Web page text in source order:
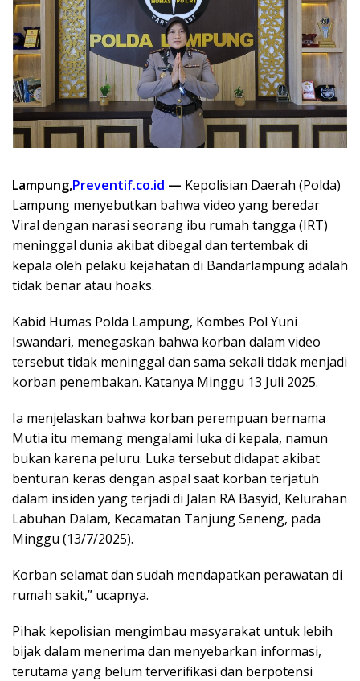
Lampung,Preventif.co.id — Kepolisian Daerah (Polda)
Lampung menyebutkan bahwa video yang beredar
Viral dengan narasi seorang ibu rumah tangga (IRT)
meninggal dunia akibat dibegal dan tertembak di
kepala oleh pelaku kejahatan di Bandarlampung adalah
tidak benar atau hoaks.
Kabid Humas Polda Lampung, Kombes Pol Yuni
Iswandari, menegaskan bahwa korban dalam video
tersebut tidak meninggal dan sama sekali tidak menjadi
korban penembakan. Katanya Minggu 13 Juli 2025.
Ia menjelaskan bahwa korban perempuan bernama
Mutia itu memang mengalami luka di kepala, namun
bukan karena peluru. Luka tersebut didapat akibat
benturan keras dengan aspal saat korban terjatuh
dalam insiden yang terjadi di Jalan RA Basyid, Kelurahan
Labuhan Dalam, Kecamatan Tanjung Seneng, pada
Minggu (13/7/2025).
Korban selamat dan sudah mendapatkan perawatan di
rumah sakit,” ucapnya.
Pihak kepolisian mengimbau masyarakat untuk lebih
bijak dalam menerima dan menyebarkan informasi,
terutama yang belum terverifikasi dan berpotensi